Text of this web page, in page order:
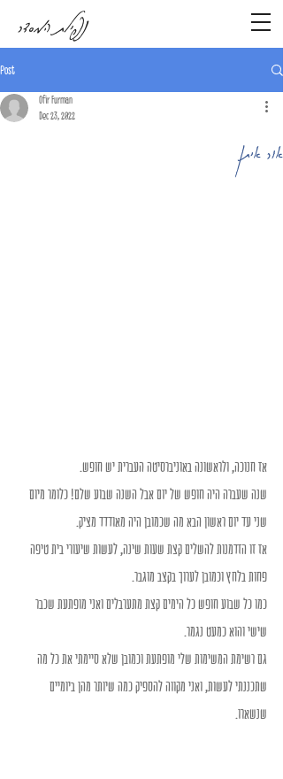
נפילת המסדר
Post
אור איתן
Ofir Furman
Dec 23, 2022
אז חנוכה, ולראשונה באוניברסיטה העברית יש חופש.
שנה שעברה היה חופש של יום אבל השנה שבוע שלם! כלומר מיום
שני עד יום ראשון הבא מה שכמובן היה מאודדד מציק.
אז זו הזדמנות להשלים קצת שעות שינה, לעשות שיעורי בית טיפה
פחות בלחץ וכמובן לערוך בקצב מוגבר.
כמו כל שבוע חופש כל הימים קצת מתערבלים ואני מופתעת שכבר
שישי והוא כמעט נגמר.
גם רשימת המשימות שלי מופתעת וכמובן שלא סיימתי את כל מה
שתכננתי לעשות, ואני מקווה להספיק כמה שיותר מהן ביומיים
שנשארו.